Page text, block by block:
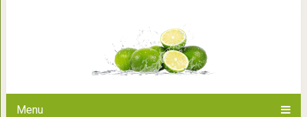
Menu
идеей. И вот, что